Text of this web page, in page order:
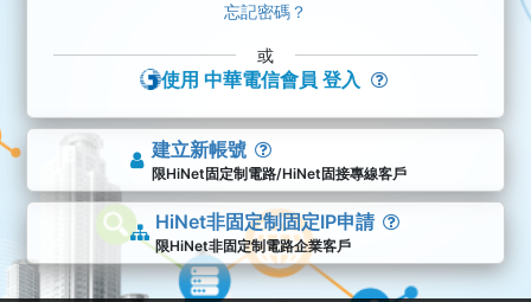
忘記密碼？
或
使用 中華電信會員 登入
建立新帳號
限HiNet固定制電路/HiNet固接專線客戶
HiNet非固定制固定IP申請
限HiNet非固定制電路企業客戶